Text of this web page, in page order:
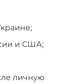
и США;
личную